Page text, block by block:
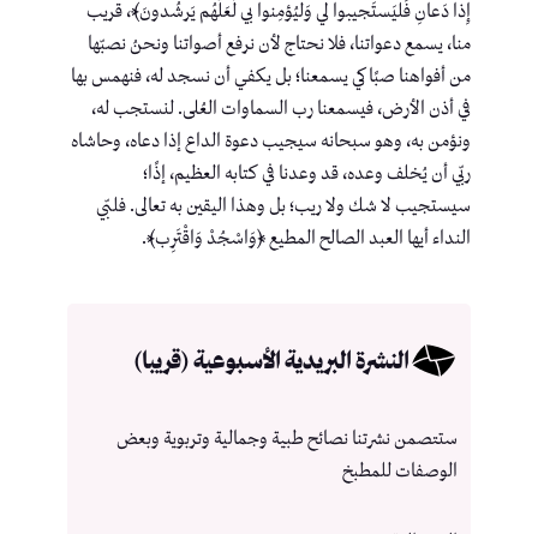
إِذا دَعانِ فَليَستَجيبوا لي وَليُؤمِنوا بي لَعَلَّهُم يَرشُدونَ﴾، قريب
منا، يسمع دعواتنا، فلا نحتاج لأن نرفع أصواتنا ونحنُ نصبّها
من أفواهنا صبًا كي يسمعنا؛ بل يكفي أن نسجد له، فنهمس بها
في أذن الأرض، فيسمعنا رب السماوات العُلى. لنستجب له،
ونؤمن به، وهو سبحانه سيجيب دعوة الداع إذا دعاه، وحاشاه
ربّي أن يُخلف وعده، قد وعدنا في كتابه العظيم، إذًا؛
سيستجيب لا شك ولا ريب؛ بل وهذا اليقين به تعالى. فلبّي
النداء أيها العبد الصالح المطيع ﴿وَاسْجُدْ وَاقْتَرِب﴾.
النشرة البريدية الأسبوعية (قريبا)
ستتصمن نشرتنا نصائح طبية وجمالية وتربوية وبعض
الوصفات للمطبخ